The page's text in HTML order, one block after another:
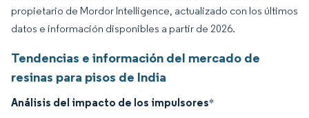
propietario de Mordor Intelligence, actualizado con los últimos
datos e información disponibles a partir de 2026.
Tendencias e información del mercado de
resinas para pisos de India
Análisis del impacto de los impulsores*